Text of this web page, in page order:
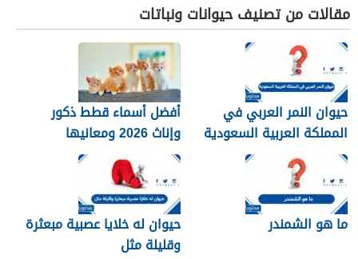
مقالات من تصنيف حيوانات ونباتات
حيوان النمر العربي في
المملكة العربية السعودية
أفضل أسماء قطط ذكور
وإناث 2026 ومعانيها
الجميلة
ما هو الشمندر
حيوان له خلايا عصبية مبعثرة
وقليلة مثل